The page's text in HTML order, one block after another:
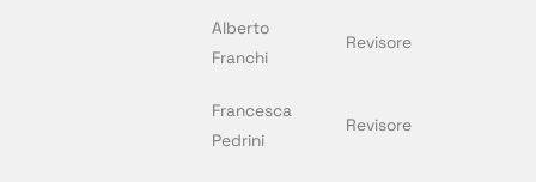
Alberto
Franchi
Revisore
Francesca
Pedrini
Revisore